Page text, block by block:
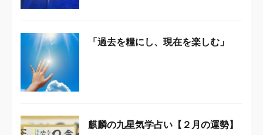
「過去を糧にし、現在を楽しむ」
麒麟の九星気学占い【２月の運勢】